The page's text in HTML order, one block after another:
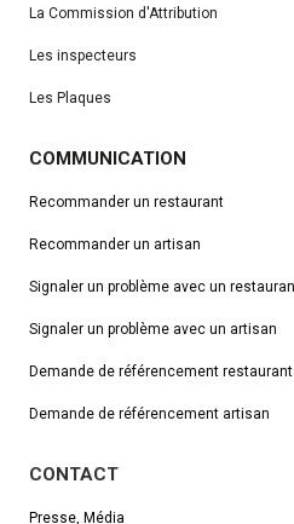
La Commission d'Attribution
Les inspecteurs
Les Plaques
COMMUNICATION
Recommander un restaurant
Recommander un artisan
Signaler un problème avec un
Signaler un problème avec un artisan
Demande de référencement restaurant
Demande de référencement artisan
CONTACT
Presse, Média